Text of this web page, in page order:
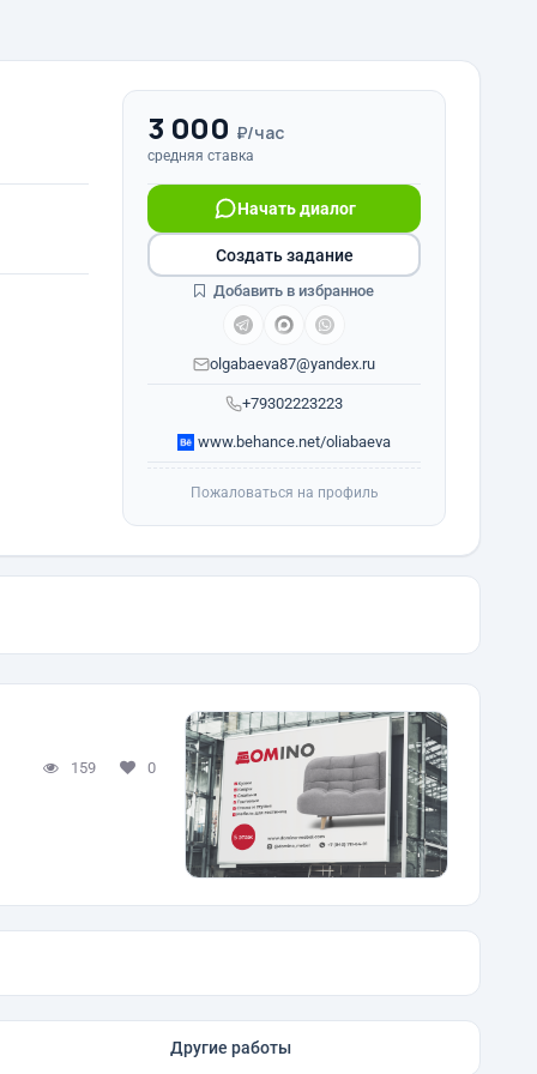
3 000 ₽/час
средняя ставка
+79302223223
Начать диалог
olgabaeva87@yandex.ru
www.behance.net/oliabaeva
Создать задание
Добавить в избранное
Пожаловаться на профиль
159 0
Другие работы